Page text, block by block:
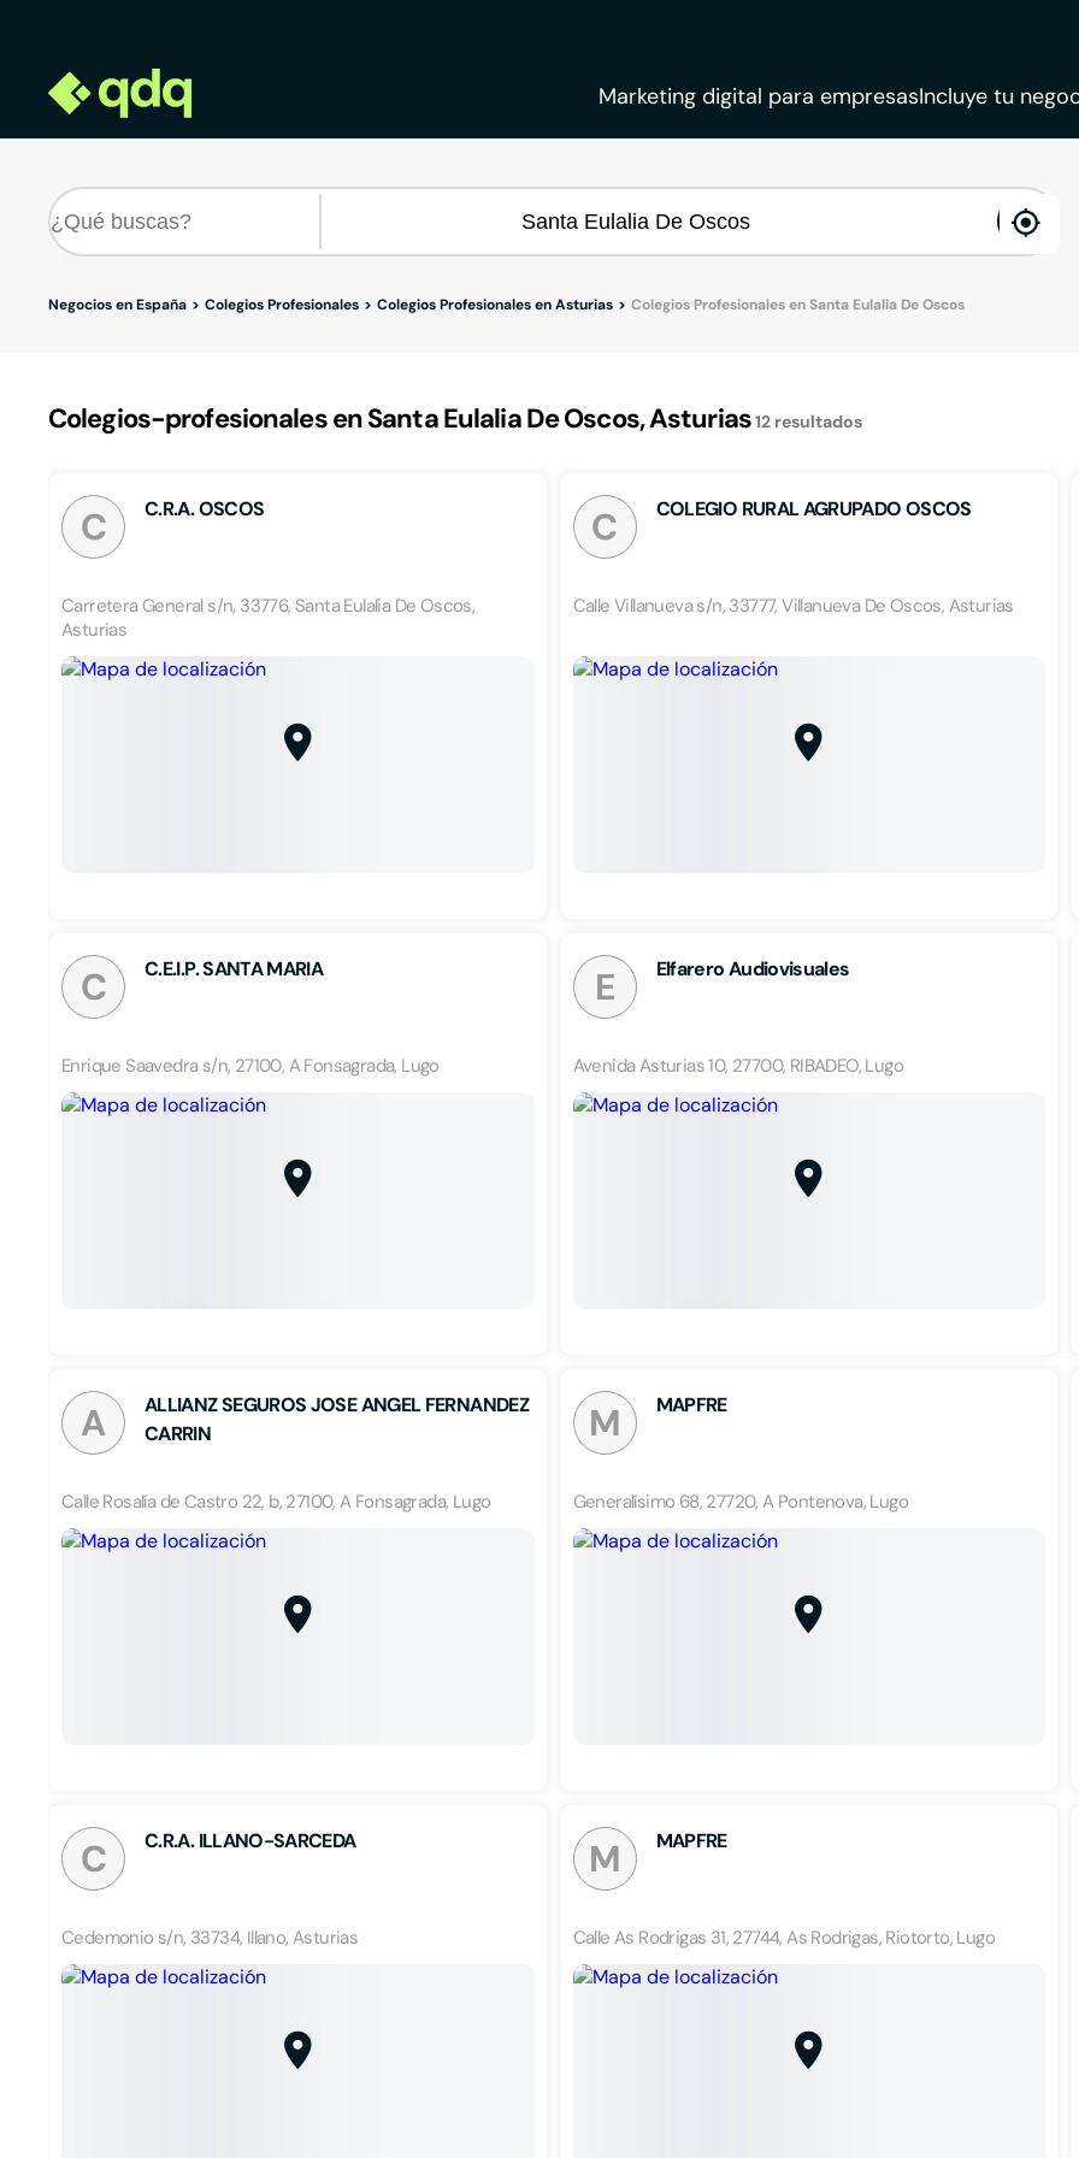
Marketing digital para empresasIncluye tu
Negocios en España Colegios Profesionales Colegios Profesionales en Asturias Colegios Profesionales en Santa Eulalia De Oscos
Colegios-profesionales en Santa Eulalia De Oscos, Asturias12 resultados
C C.R.A. OSCOS
Carretera General s/n, 33776, Santa Eulalia De Oscos,
Asturias
C COLEGIO RURAL AGRUPADO OSCOS
Calle Villanueva s/n, 33777, Villanueva De Oscos, Asturias
C C.E.I.P. SANTA MARIA
Enrique Saavedra s/n, 27100, A Fonsagrada, Lugo
E Elfarero Audiovisuales
Avenida Asturias 10, 27700, RIBADEO, Lugo
A
ALLIANZ SEGUROS JOSE ANGEL FERNANDEZ
CARRIN
Calle Rosalía de Castro 22, b, 27100, A Fonsagrada, Lugo
M MAPFRE
Generalísimo 68, 27720, A Pontenova, Lugo
C C.R.A. ILLANO-SARCEDA
Cedemonio s/n, 33734, Illano, Asturias
M MAPFRE
Calle As Rodrigas 31, 27744, As Rodrigas, Riotorto, Lugo